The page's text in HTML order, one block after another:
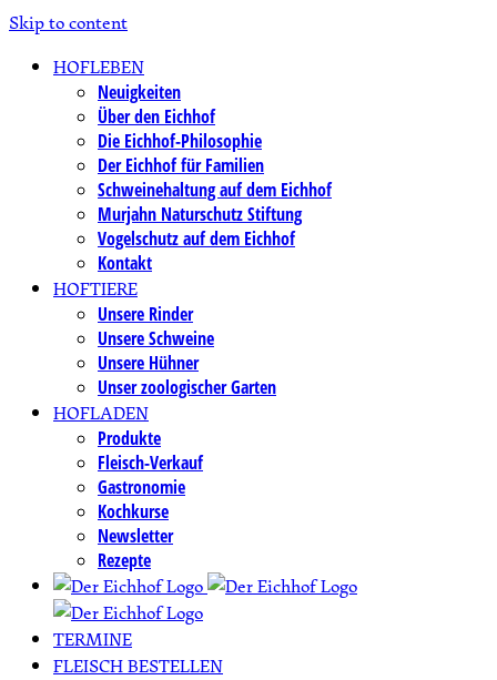
Skip to content
HOFLEBEN
Neuigkeiten
Über den Eichhof
Die Eichhof-Philosophie
Der Eichhof für Familien
Schweinehaltung auf dem Eichhof
Murjahn Naturschutz Stiftung
Vogelschutz auf dem Eichhof
Kontakt
HOFTIERE
Unsere Rinder
Unsere Schweine
Unsere Hühner
Unser zoologischer Garten
HOFLADEN
Produkte
Fleisch-Verkauf
Gastronomie
Kochkurse
Newsletter
Rezepte
TERMINE
FLEISCH BESTELLEN